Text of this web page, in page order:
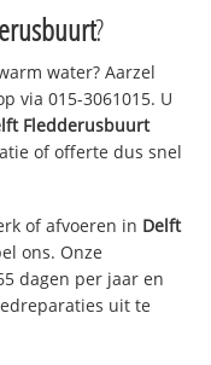
?
water? Aarzel
via 015-3061015. U
Fledderusbuurt
of offerte dus snel
of afvoeren in Delft
ons. Onze
dagen per jaar en
uit te